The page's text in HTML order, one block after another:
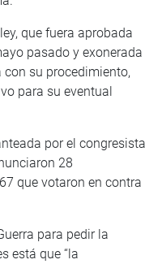
que fuera aprobada
pasado y exonerada
su procedimiento,
para su eventual
por el congresista
28
que votaron en contra
para pedir la
está que “la